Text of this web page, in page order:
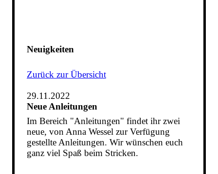
Neuigkeiten
Zurück zur Übersicht
29.11.2022
Neue Anleitungen
Im Bereich "Anleitungen" findet ihr zwei
neue, von Anna Wessel zur Verfügung
gestellte Anleitungen. Wir wünschen euch
ganz viel Spaß beim Stricken.